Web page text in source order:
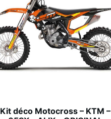
Kit déco Motocross – KTM –